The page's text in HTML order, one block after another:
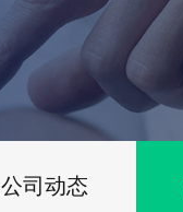
公司动态